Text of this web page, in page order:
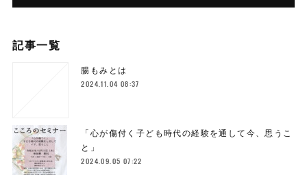
記事一覧
腸もみとは
2024.11.04 08:37
「心が傷付く子ども時代の経験を通して今、思うこ
と」
2024.09.05 07:22